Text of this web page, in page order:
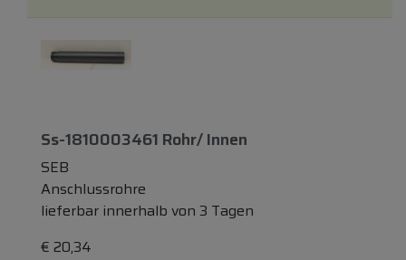
Ss-1810003461 Rohr/ Innen
SEB
Anschlussrohre
lieferbar innerhalb von 3 Tagen
€ 20,34